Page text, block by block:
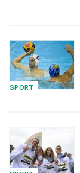
SPORT